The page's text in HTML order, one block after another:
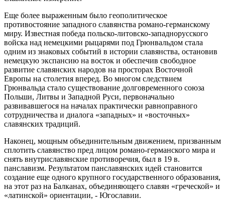
Еще более выраженным было геополитическое
противостояние западного славянства романо-германскому
миру. Известная победа польско-литовско-западнорусского
войска над немецкими рыцарями под Грюнвальдом стала
одним из знаковых событий в истории славянства, остановив
немецкую экспансию на восток и обеспечив свободное
развитие славянских народов на просторах Восточной
Европы на столетия вперед. Во многом следствием
Грюнвальда стало существование долговременного союза
Польши, Литвы и Западной Руси, первоначально
развивавшегося на началах практически равноправного
сотрудничества и диалога «западных» и «восточных»
славянских традиций.
Наконец, мощным объединительным движением, призванным
сплотить славянство пред лицом романо-германского мира и
снять внутриславянские противоречия, был в 19 в.
панславизм. Результатом панславянских идей становится
создание еще одного крупного государственного образования,
на этот раз на Балканах, объединяющего славян «греческой» и
«латинской» ориентации, - Югославии.